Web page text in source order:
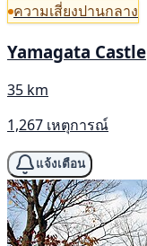
ความเสี่ยงปานกลาง
Yamagata Castle
35 km
1,267 เหตุการณ์
แจ้งเตือน